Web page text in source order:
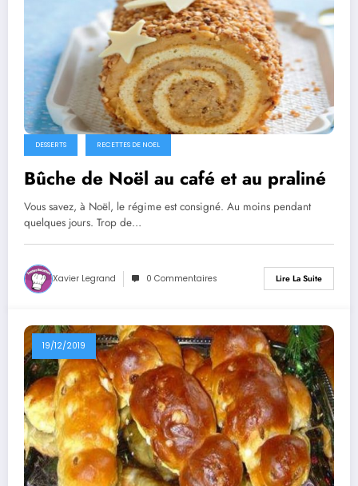
DESSERTS RECETTES DE NOEL
Bûche de Noël au café et au praliné
Vous savez, à Noël, le régime est consigné. Au moins pendant
quelques jours. Trop de…
Xavier Legrand 0 Commentaires Lire La Suite
19/12/2019